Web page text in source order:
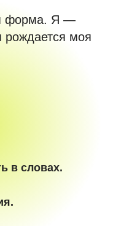
форма. Я —
рождается моя
в словах.